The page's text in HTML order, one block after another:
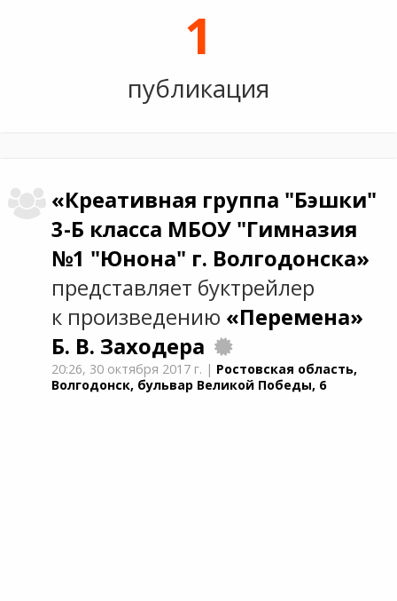
1
публикация
«Креативная группа "Бэшки"
3-Б класса МБОУ "Гимназия
№1 "Юнона" г. Волгодонска»
представляет буктрейлер
к произведению «Перемена»
Б. В. Заходера
20:26, 30 октября 2017 г. | Ростовская область,
Волгодонск, бульвар Великой Победы, 6